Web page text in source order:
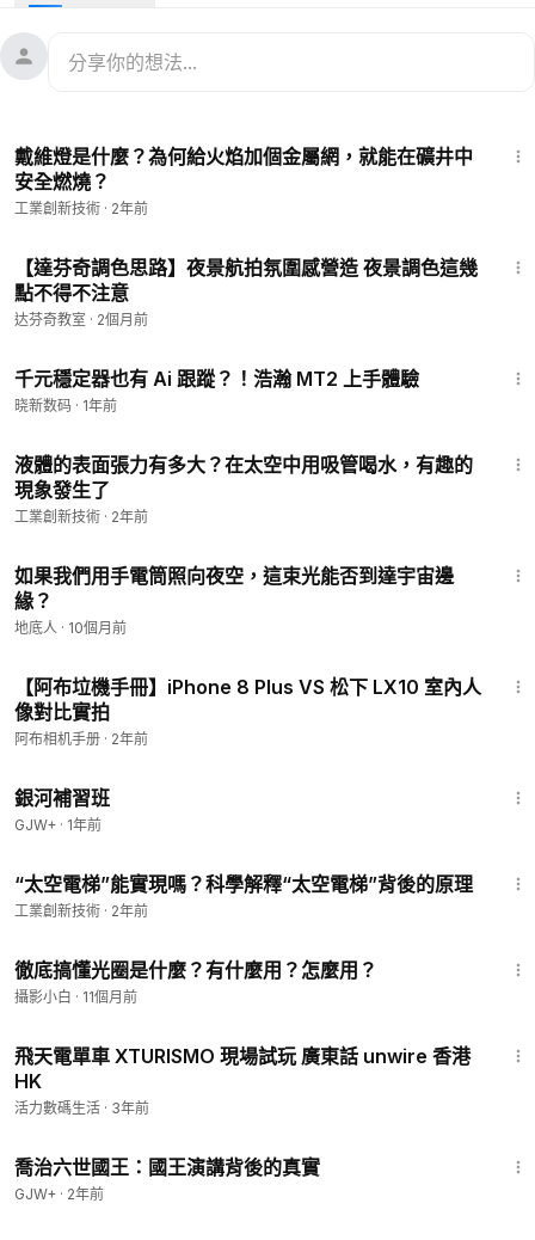
戴維燈是什麼？為何給火焰加個金屬網，就能在礦井中
安全燃燒？
工業創新技術 · 2年前
【達芬奇調色思路】夜景航拍氛圍感營造 夜景調色這幾
點不得不注意
达芬奇教室 · 2個月前
千元穩定器也有 Ai 跟蹤？！浩瀚 MT2 上手體驗
晓新数码 · 1年前
液體的表面張力有多大？在太空中用吸管喝水，有趣的
現象發生了
工業創新技術 · 2年前
如果我們用手電筒照向夜空，這束光能否到達宇宙邊
緣？
地底人 · 10個月前
【阿布垃機手冊】iPhone 8 Plus VS 松下 LX10 室內人
像對比實拍
阿布相机手册 · 2年前
銀河補習班
GJW+ · 1年前
“太空電梯”能實現嗎？科學解釋“太空電梯”背後的原理
工業創新技術 · 2年前
徹底搞懂光圈是什麼？有什麼用？怎麼用？
攝影小白 · 11個月前
飛天電單車 XTURISMO 現場試玩 廣東話 unwire 香港
HK
活力數碼生活 · 3年前
喬治六世國王：國王演講背後的真實
GJW+ · 2年前